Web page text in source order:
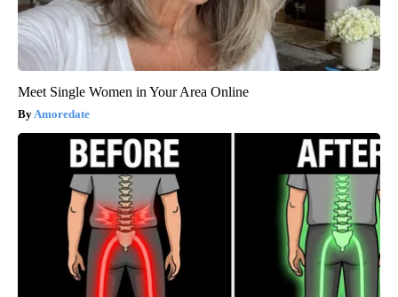
Meet Single Women in Your Area Online
Amoredate